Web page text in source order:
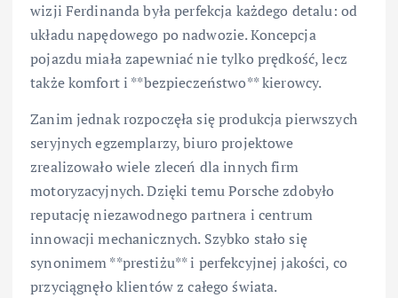
wizji Ferdinanda była perfekcja każdego detalu: od
układu napędowego po nadwozie. Koncepcja
pojazdu miała zapewniać nie tylko prędkość, lecz
także komfort i **bezpieczeństwo** kierowcy.
Zanim jednak rozpoczęła się produkcja pierwszych
seryjnych egzemplarzy, biuro projektowe
zrealizowało wiele zleceń dla innych firm
motoryzacyjnych. Dzięki temu Porsche zdobyło
reputację niezawodnego partnera i centrum
innowacji mechanicznych. Szybko stało się
synonimem **prestiżu** i perfekcyjnej jakości, co
przyciągnęło klientów z całego świata.